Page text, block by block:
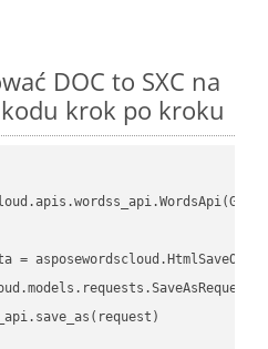
DOC to SXC na
kodu krok po kroku
=